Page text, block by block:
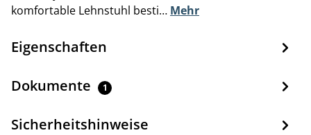
komfortable Lehnstuhl besti… Mehr
Eigenschaften
Dokumente 1
Sicherheitshinweise